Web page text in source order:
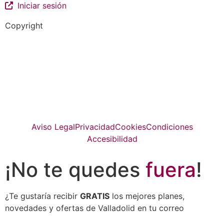
Iniciar sesión
Copyright
Aviso LegalPrivacidadCookiesCondiciones
Accesibilidad
¡No te quedes fuera!
¿Te gustaría recibir GRATIS los mejores planes,
novedades y ofertas de Valladolid en tu correo